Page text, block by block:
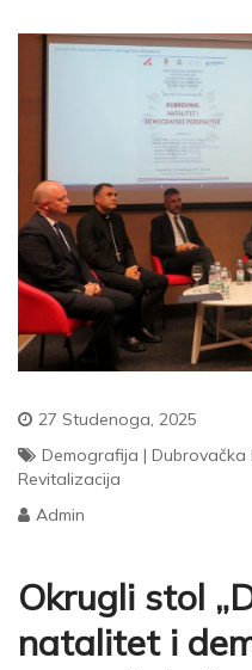
27 Studenoga, 2025
Demografija | Dubrovačka
Revitalizacija
Admin
Okrugli stol
natalitet i